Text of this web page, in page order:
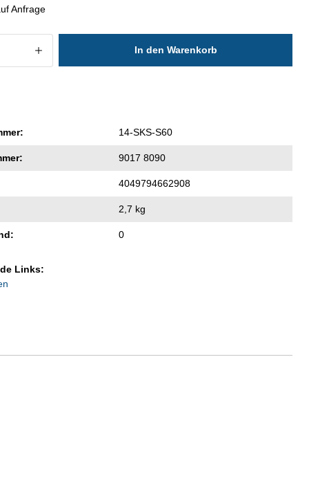
Anfrage
Anzahl: Gib den gewünschten Wert
In den Warenkorb
14-SKS-S60
9017 8090
4049794662908
2,7 kg
0
Links: